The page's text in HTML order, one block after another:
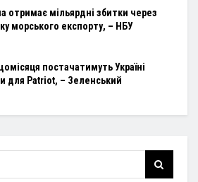
отримає мільярдні збитки через
морського експорту, – НБУ
постачатимуть Україні
для Patriot, – Зеленський